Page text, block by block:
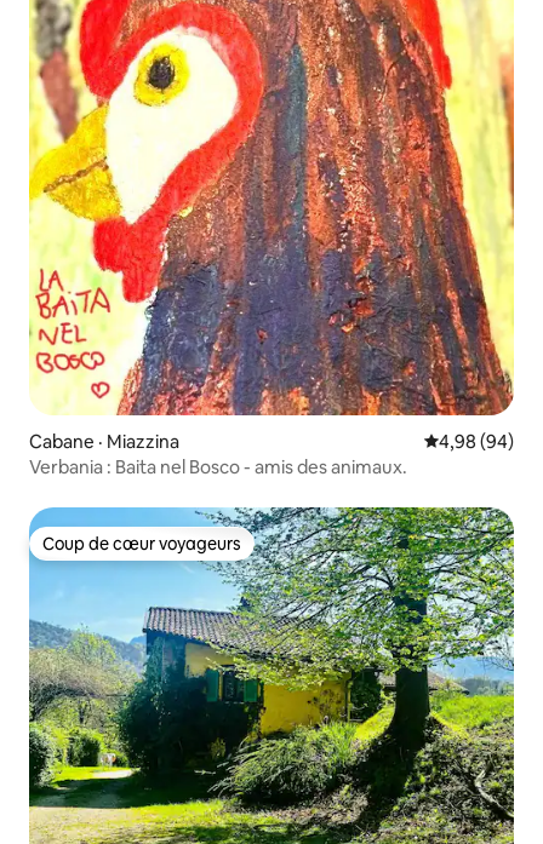
Cabane · Miazzina Note
4,98 (94)
Verbania : Baita nel Bosco - amis des animaux.
Coup de cœur voyageurs
Coup de cœur voyageurs